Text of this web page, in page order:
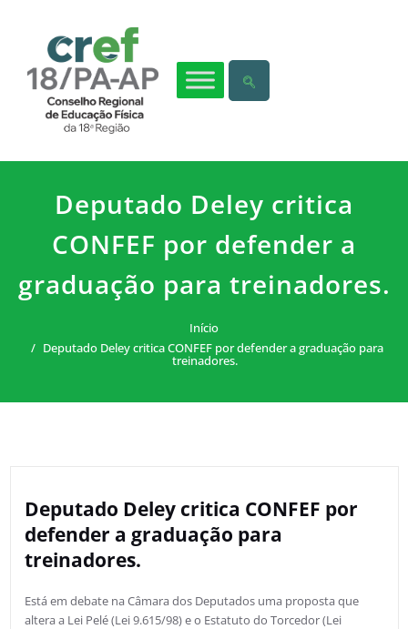
Deputado Deley critica
CONFEF por defender a
graduação para treinadores.
Início
Deputado Deley critica CONFEF por defender a graduação para
treinadores.
Deputado Deley critica CONFEF por
defender a graduação para
treinadores.
Está em debate na Câmara dos Deputados uma proposta que
altera a Lei Pelé (Lei 9.615/98) e o Estatuto do Torcedor (Lei